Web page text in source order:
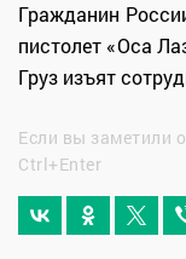
Гражданин
пистолет «Оса
Груз изъят
Если вы заметили
Ctrl+Enter